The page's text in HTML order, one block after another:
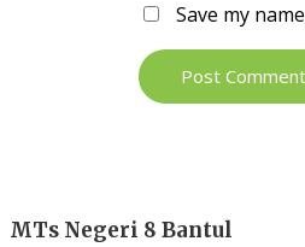
Save my
MTs Negeri 8 Bantul